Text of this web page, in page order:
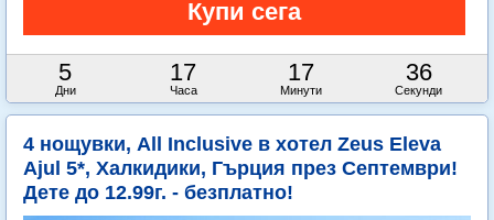
5
Дни
17
Часа
17
Минути
35
Секунди
4 нощувки, All Inclusive в хотел Zeus Eleva
Ajul 5*, Халкидики, Гърция през Септември!
Дете до 12.99г. - безплатно!